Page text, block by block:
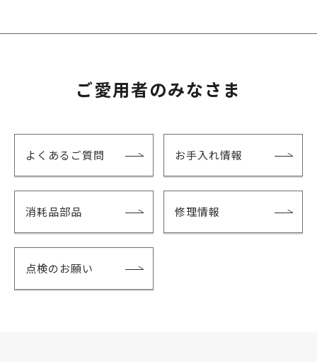
ご愛用者のみなさま
よくあるご質問 お手入れ情報
消耗品部品 修理情報
点検のお願い